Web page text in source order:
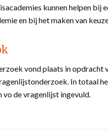
kunnen helpen bij
en bij het maken van
vond plaats in opdracht
In totaal
vo de vragenlijst ingevuld.